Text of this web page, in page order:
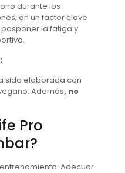
durante los
en un factor clave
la fatiga y
sido elaborada con
Además, no
Pro
Adecuar